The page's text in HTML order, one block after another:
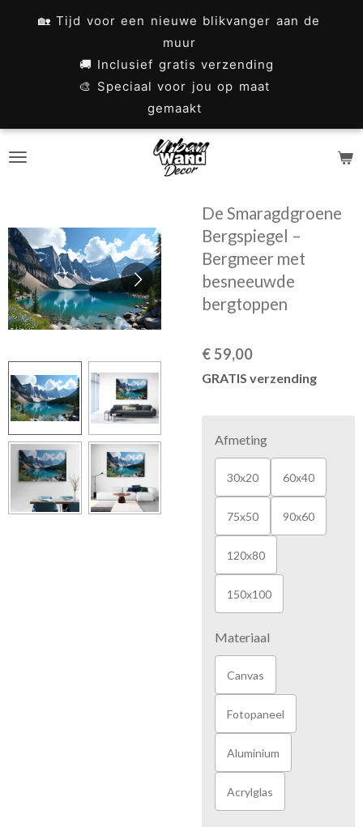
🏡 Tijd voor een nieuwe blikvanger aan de
muur
🚚 Inclusief gratis verzending
🎨 Speciaal voor jou op maat
gemaakt
De Smaragdgroene
Bergspiegel –
Bergmeer met
besneeuwde
bergtoppen
€ 59,00
GRATIS verzending
Afmeting
30x20 60x40
75x50 90x60
120x80
150x100
Materiaal
Canvas
Fotopaneel
Aluminium
Acrylglas